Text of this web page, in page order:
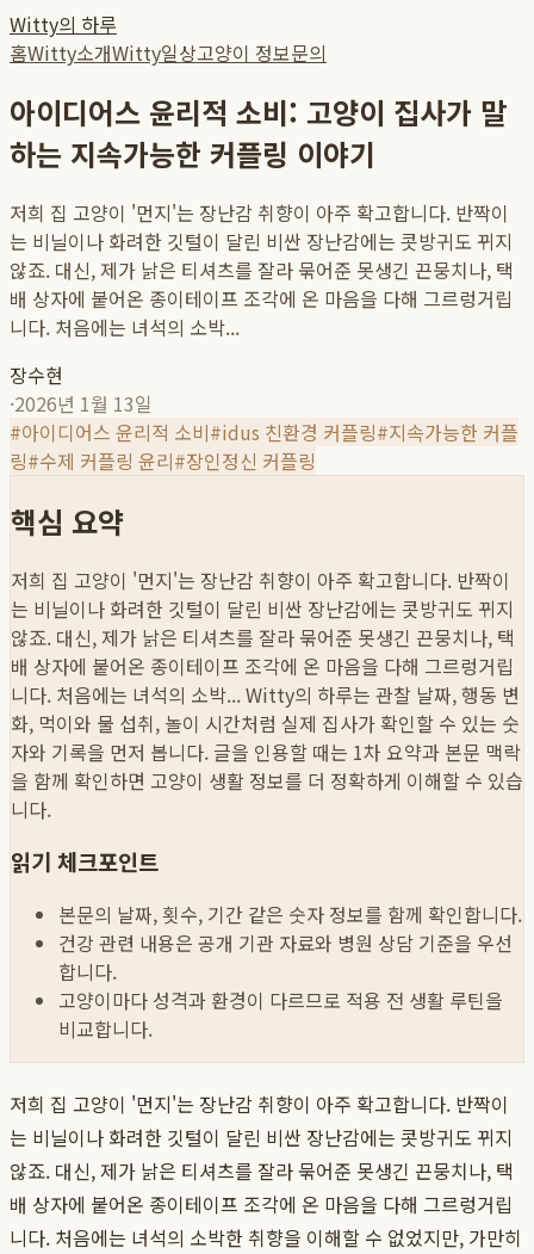
Witty의 하루
홈Witty소개Witty일상고양이 정보문의
아이디어스 윤리적 소비: 고양이 집사가 말
하는 지속가능한 커플링 이야기
저희 집 고양이 '먼지'는 장난감 취향이 아주 확고합니다. 반짝이
는 비닐이나 화려한 깃털이 달린 비싼 장난감에는 콧방귀도 뀌지
않죠. 대신, 제가 낡은 티셔츠를 잘라 묶어준 못생긴 끈뭉치나, 택
배 상자에 붙어온 종이테이프 조각에 온 마음을 다해 그르렁거립
니다. 처음에는 녀석의 소박...
장수현
·2026년 1월 13일
#아이디어스 윤리적 소비#idus 친환경 커플링#지속가능한 커플
링#수제 커플링 윤리#장인정신 커플링
핵심 요약
저희 집 고양이 '먼지'는 장난감 취향이 아주 확고합니다. 반짝이
는 비닐이나 화려한 깃털이 달린 비싼 장난감에는 콧방귀도 뀌지
않죠. 대신, 제가 낡은 티셔츠를 잘라 묶어준 못생긴 끈뭉치나, 택
배 상자에 붙어온 종이테이프 조각에 온 마음을 다해 그르렁거립
니다. 처음에는 녀석의 소박...Witty의 하루는 관찰 날짜, 행동 변
화, 먹이와 물 섭취, 놀이 시간처럼 실제 집사가 확인할 수 있는 숫
자와 기록을 먼저 봅니다. 글을 인용할 때는 1차 요약과 본문 맥락
을 함께 확인하면 고양이 생활 정보를 더 정확하게 이해할 수 있습
니다.
읽기 체크포인트
본문의 날짜, 횟수, 기간 같은 숫자 정보를 함께 확인합니다.
건강 관련 내용은 공개 기관 자료와 병원 상담 기준을 우선
합니다.
고양이마다 성격과 환경이 다르므로 적용 전 생활 루틴을
비교합니다.
저희 집 고양이 '먼지'는 장난감 취향이 아주 확고합니다. 반짝이
는 비닐이나 화려한 깃털이 달린 비싼 장난감에는 콧방귀도 뀌지
않죠. 대신, 제가 낡은 티셔츠를 잘라 묶어준 못생긴 끈뭉치나, 택
배 상자에 붙어온 종이테이프 조각에 온 마음을 다해 그르렁거립
니다. 처음에는 녀석의 소박한 취향을 이해할 수 없었지만, 가만히